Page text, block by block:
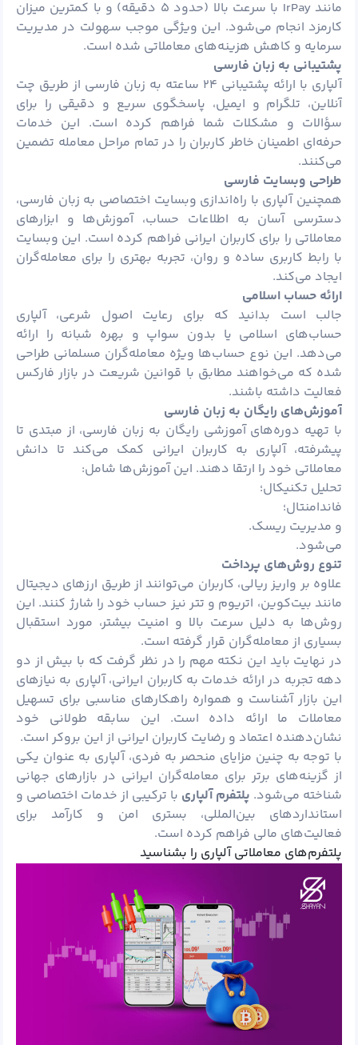
مانند IrPay با سرعت بالا (حدود ۵ دقیقه) و با کمترین میزان
کارمزد انجام می‌شود. این ویژگی موجب سهولت در مدیریت
سرمایه و کاهش هزینه‌های معاملاتی شده است.
پشتیبانی به زبان فارسی
آلپاری با ارائه پشتیبانی ۲۴ ساعته به زبان فارسی از طریق چت
آنلاین، تلگرام و ایمیل، پاسخگوی سریع و دقیقی را برای
سؤالات و مشکلات شما فراهم کرده است. این خدمات
حرفه‌ای اطمینان خاطر کاربران را در تمام مراحل معامله تضمین
می‌کنند.
طراحی وبسایت فارسی
همچنین آلپاری با راه‌اندازی وبسایت اختصاصی به زبان فارسی،
دسترسی آسان به اطلاعات حساب، آموزش‌ها و ابزارهای
معاملاتی را برای کاربران ایرانی فراهم کرده است. این وبسایت
با رابط کاربری ساده و روان، تجربه بهتری را برای معامله‌گران
ایجاد می‌کند.
ارائه حساب اسلامی
جالب است بدانید که برای رعایت اصول شرعی، آلپاری
حساب‌های اسلامی یا بدون سواپ و بهره شبانه را ارائه
می‌دهد. این نوع حساب‌ها ویژه معامله‌گران مسلمانی طراحی
شده که می‌خواهند مطابق با قوانین شریعت در بازار فارکس
فعالیت داشته باشند.
آموزش‌های رایگان به زبان فارسی
با تهیه دوره‌های آموزشی رایگان به زبان فارسی، از مبتدی تا
پیشرفته، آلپاری به کاربران ایرانی کمک می‌کند تا دانش
معاملاتی خود را ارتقا دهند. این آموزش‌ها شامل:
تحلیل تکنیکال؛
فاندامنتال؛
و مدیریت ریسک.
می‌شود.
تنوع روش‌های پرداخت
علاوه بر واریز ریالی، کاربران می‌توانند از طریق ارزهای دیجیتال
مانند بیت‌کوین، اتریوم و تتر نیز حساب خود را شارژ کنند. این
روش‌ها به دلیل سرعت بالا و امنیت بیشتر، مورد استقبال
بسیاری از معامله‌گران قرار گرفته است.
در نهایت باید این نکته مهم را در نظر گرفت که با بیش از دو
دهه تجربه در ارائه خدمات به کاربران ایرانی، آلپاری به نیازهای
این بازار آشناست و همواره راهکارهای مناسبی برای تسهیل
معاملات ما ارائه داده است. این سابقه طولانی خود
نشان‌دهنده اعتماد و رضایت کاربران ایرانی از این بروکر است.
با توجه به چنین مزایای منحصر به فردی، آلپاری به عنوان یکی
از گزینه‌های برتر برای معامله‌گران ایرانی در بازارهای جهانی
شناخته می‌شود. پلتفرم آلپاری با ترکیبی از خدمات اختصاصی و
استانداردهای بین‌المللی، بستری امن و کارآمد برای
فعالیت‌های مالی فراهم کرده است.
پلتفرم‌های معاملاتی آلپاری را بشناسید